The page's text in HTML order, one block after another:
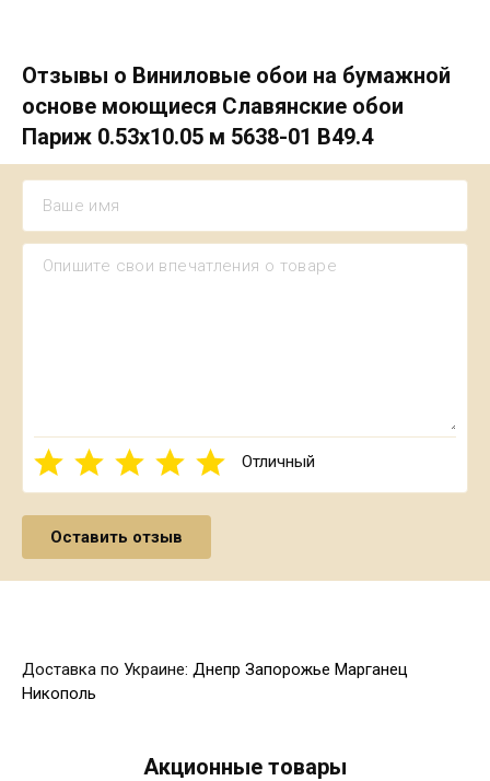
Отзывы о Виниловые обои на бумажной
основе моющиеся Славянские обои
Париж 0.53х10.05 м 5638-01 В49.4
Отличный
Доставка по Украине: Днепр Запорожье Марганец
Никополь
Акционные товары